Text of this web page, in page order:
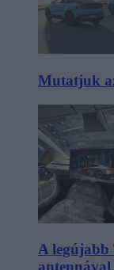
Mutatjuk
A legújabb
antennával